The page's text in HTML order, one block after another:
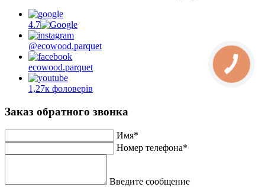
4.7
@ecowood.parquet
ecowood.parquet
1,27к фоловерів
Заказ обратного звонка
Имя*
Номер телефона*
Введите сообщение
КНОПКА
ЗВ'ЯЗКУ